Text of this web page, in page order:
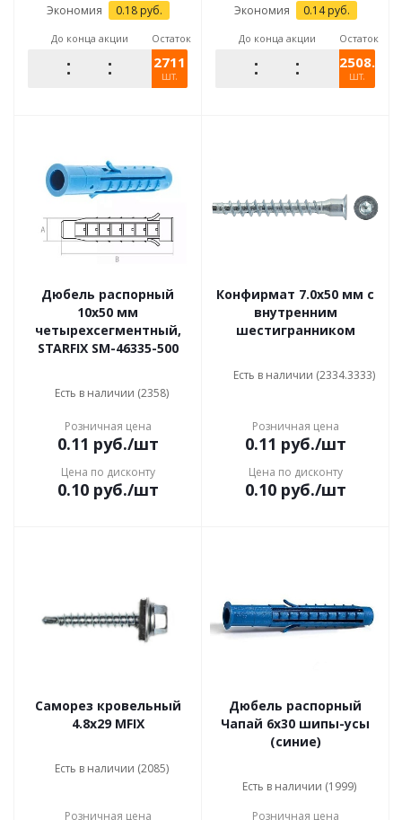
Экономия 0.18руб.
До конца акции Остаток
2711
шт.
Экономия 0.14руб.
До конца акции Остаток
2508.931
шт.
Дюбель распорный
10х50 мм
четырехсегментный,
STARFIX SM-46335-500
Есть в наличии (2358)
Розничная цена
0.11 руб./шт
Цена по дисконту
0.10руб./шт
Конфирмат 7.0х50 мм с
внутренним
шестигранником
Есть в наличии (2334.3333)
Розничная цена
0.11 руб./шт
Цена по дисконту
0.10руб./шт
Саморез кровельный
4.8x29 MFIX
Есть в наличии (2085)
Розничная цена
Дюбель распорный
Чапай 6х30 шипы-усы
(синие)
Есть в наличии (1999)
Розничная цена